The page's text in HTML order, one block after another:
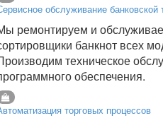
обслуживание банковской
ремонтируем и
банкнот всех
техническое
обеспечения.
торговых процессов